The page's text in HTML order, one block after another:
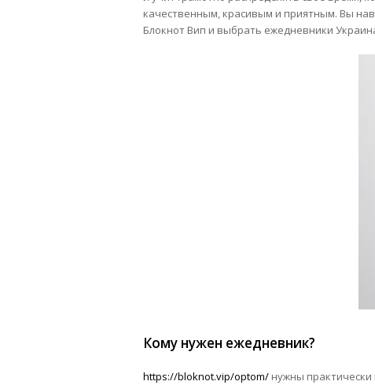
качественным, красивым и приятным. Вы
Блокнот Вип и выбрать ежедневники
Кому нужен ежедневник?
https://bloknot.vip/optom/ нужны